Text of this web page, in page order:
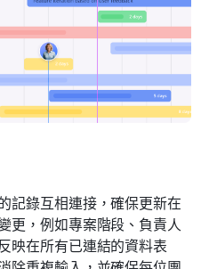
記錄互相連接，確保更新在
更，例如專案階段、負責人
映在所有已連結的資料表